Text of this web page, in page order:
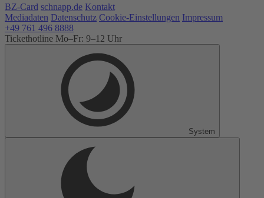
BZ-Card schnapp.de Kontakt
Mediadaten Datenschutz Cookie-Einstellungen Impressum
+49 761 496 8888
Tickethotline Mo–Fr: 9–12 Uhr
System